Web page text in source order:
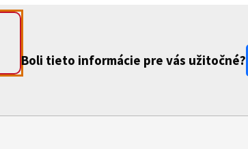
Boli tieto informácie pre vás užitočné?